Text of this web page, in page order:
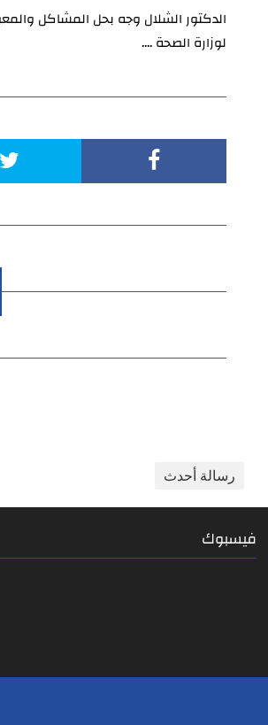
الدكتور الشلال وجه بحل المشاكل
لوزارة الصحة ....
رسالة أحدث
فيسبوك